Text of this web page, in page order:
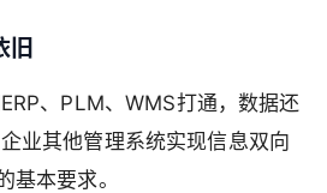
旧
、PLM、WMS打通，数据还
业其他管理系统实现信息双向
基本要求。